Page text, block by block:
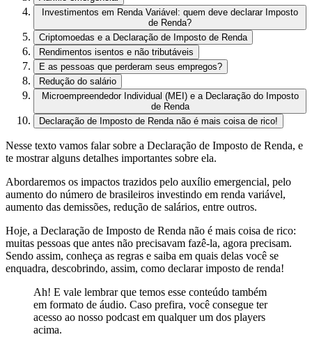
Investimentos em Renda Variável: quem deve declarar Imposto
de Renda?
Criptomoedas e a Declaração de Imposto de Renda
Rendimentos isentos e não tributáveis
E as pessoas que perderam seus empregos?
Redução do salário
Microempreendedor Individual (MEI) e a Declaração do Imposto
de Renda
Declaração de Imposto de Renda não é mais coisa de rico!
Nesse texto vamos falar sobre a Declaração de Imposto de Renda, e
te mostrar alguns detalhes importantes sobre ela.
Abordaremos os impactos trazidos pelo auxílio emergencial, pelo
aumento do número de brasileiros investindo em renda variável,
aumento das demissões, redução de salários, entre outros.
Hoje, a Declaração de Imposto de Renda não é mais coisa de rico:
muitas pessoas que antes não precisavam fazê-la, agora precisam.
Sendo assim, conheça as regras e saiba em quais delas você se
enquadra, descobrindo, assim, como declarar imposto de renda!
Ah! E vale lembrar que temos esse conteúdo também
em formato de áudio. Caso prefira, você consegue ter
acesso ao nosso podcast em qualquer um dos players
acima.